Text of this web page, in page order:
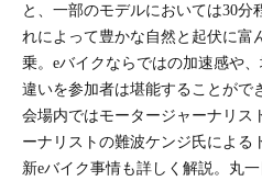
と、一部のモデルにおいては30分
れによって豊かな自然と起伏に富
乗。eバイクならではの加速感や
違いを参加者は堪能することがで
会場内ではモータージャーナリス
ーナリストの難波ケンジ氏による
新eバイク事情も詳しく解説。丸